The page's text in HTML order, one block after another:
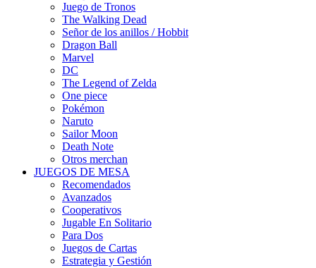
Juego de Tronos
The Walking Dead
Señor de los anillos / Hobbit
Dragon Ball
Marvel
DC
The Legend of Zelda
One piece
Pokémon
Naruto
Sailor Moon
Death Note
Otros merchan
JUEGOS DE MESA
Recomendados
Avanzados
Cooperativos
Jugable En Solitario
Para Dos
Juegos de Cartas
Estrategia y Gestión